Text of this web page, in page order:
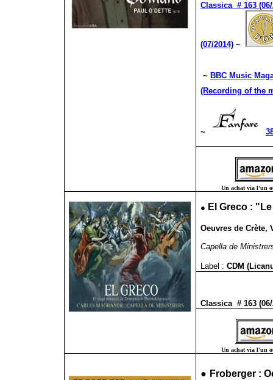
Classica # 163 (06/
(07/2014) ~
~ BBC Music
(Recording of the
~
Un achat via l'un
● El Greco :
Oeuvres de Crète,
Capella de
Label : CDM
Classica # 163
Un achat via l'un
● Froberger :